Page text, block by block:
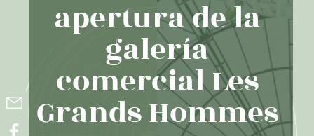
apertura de la
galería
comercial Les
Grands Hommes